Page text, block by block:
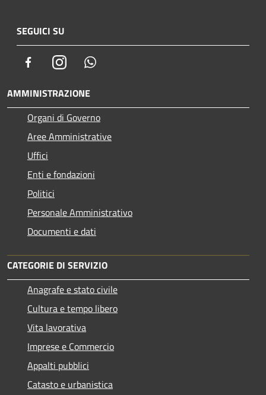
SEGUICI SU
FacebookInstagram
AMMINISTRAZIONE
Organi di Governo
Aree Amministrative
Uffici
Enti e fondazioni
Politici
Personale Amministrativo
Documenti e dati
CATEGORIE DI SERVIZIO
Anagrafe e stato civile
Cultura e tempo libero
Vita lavorativa
Imprese e Commercio
Appalti pubblici
Catasto e urbanistica